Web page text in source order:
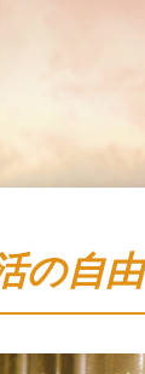
の自由